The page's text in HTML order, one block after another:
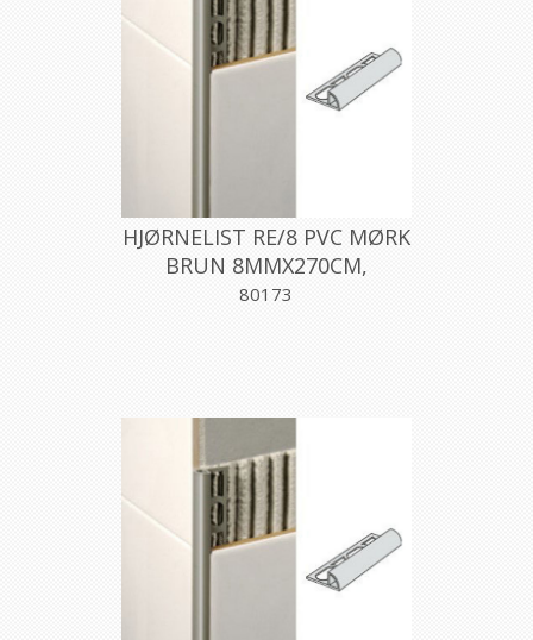
HJØRNELIST RE/8 PVC MØRK
BRUN 8MMX270CM,
PROFILPAS
80173